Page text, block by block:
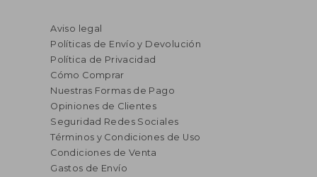
Aviso legal
Políticas de Envío y Devolución
Política de Privacidad
Cómo Comprar
Nuestras Formas de Pago
Opiniones de Clientes
Seguridad Redes Sociales
Términos y Condiciones de Uso
Condiciones de Venta
Gastos de Envío